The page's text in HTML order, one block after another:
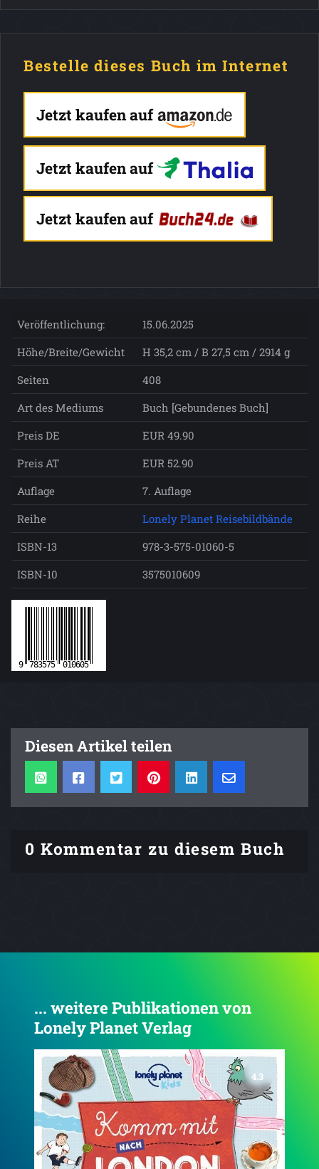
Bestelle dieses Buch im Internet
Jetzt kaufen auf
Jetzt kaufen auf
Jetzt kaufen auf
Veröffentlichung:
15.06.2025
Höhe/Breite/Gewicht
H 35,2 cm / B 27,5 cm / 2914 g
Seiten
408
Art des Mediums
Buch [Gebundenes Buch]
Preis DE
EUR 49.90
Preis AT
EUR 52.90
Auflage
7. Auflage
Reihe
Lonely Planet Reisebildbände
ISBN-13
978-3-575-01060-5
ISBN-10
3575010609
Diesen Artikel teilen
0 Kommentar zu diesem Buch
... weitere Publikationen von
Lonely Planet Verlag
4.4